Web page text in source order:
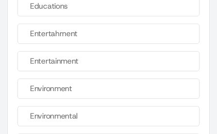
Educations
Entertahrnent
Entertainment
Environment
Environmental